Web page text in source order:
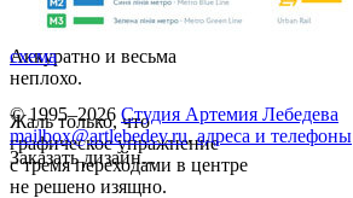
Аккуратно и весьма
неплохо.
Жаль только, что
графическое упражнение
с тремя переходами в центре
не решено изящно.
схема
© 1995–2026 Студия Артемия Лебедева
mailbox@artlebedev.ru, адреса и телефоны
Заказать дизайн...